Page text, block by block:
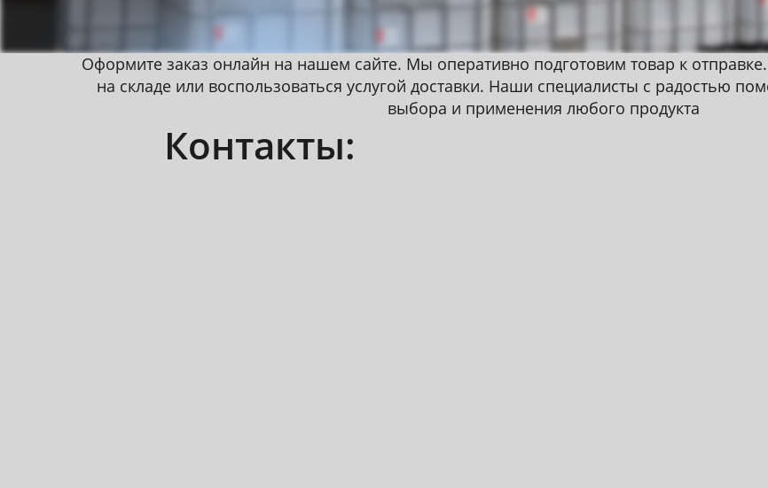
Оформите заказ онлайн на нашем сайте. Мы оперативно подготовим товар к
на складе или воспользоваться услугой доставки. Наши специалисты с радостью
выбора и применения любого продукта
Контакты: